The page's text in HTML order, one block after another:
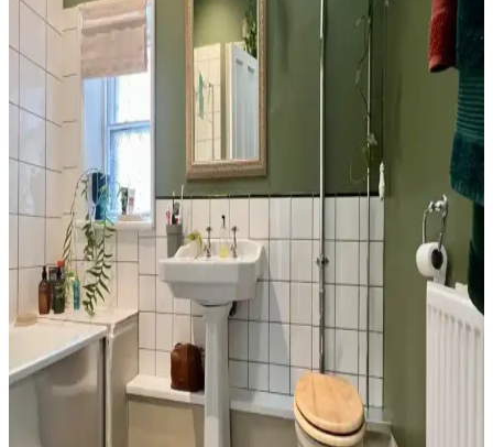
Tuvaletin üst kısmı, depolama dolapları, raflar, sanat eserleri ve
uygun aydınlatma ile hem fonksiyonel hem de estetik hale
getirilebilir. Doğru malzeme ve renk seçimi mekanın atmosferini
dengeler.
Banyo Dekorasyonunda Havlu Renk Seçimi: Estetik
ve Pratik İpuçları
Havlu renk seçimi, banyo dekorasyonunun uyumu ve pratikliği için
önemlidir. Beyaz, siyah ve toprak tonları farklı avantajlar sunar.
Doğru bakım ve uyumla estetik ve fonksiyonel sonuçlar elde edilir.
Banyo Dekorasyonunda Yeşil Tonları ve Güvenlik
Önlemleriyle Estetik ve Fonksiyonellik
Banyo dekorasyonunda yeşil tonlar, altın detaylar ve çiçek
desenleriyle estetik bir atmosfer oluştururken, perde seçimi ve
düzenlemesi yangın riskini azaltmak için önemlidir.
Banyo Duvar Boyası Seçiminde Renk ve Donanım
Uyumu: Modern ve Doğal Yaklaşımlar